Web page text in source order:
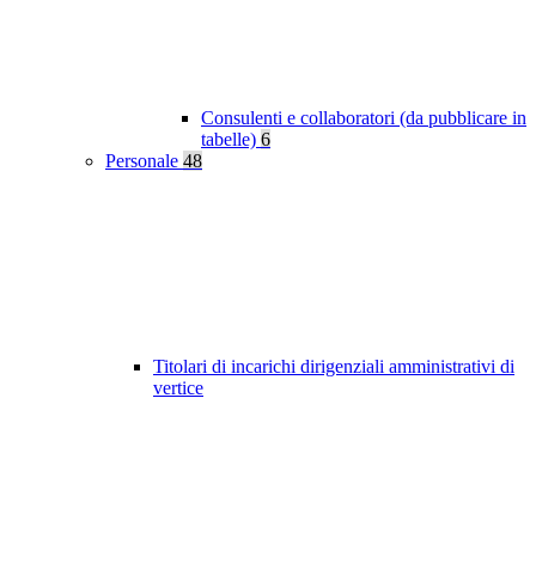
Consulenti e collaboratori (da pubblicare in
tabelle) 6
Personale 48
Titolari di incarichi dirigenziali amministrativi di
vertice